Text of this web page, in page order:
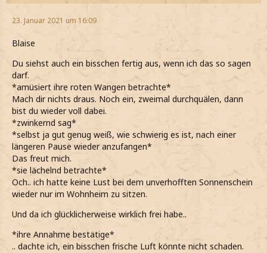
23. Januar 2021 um 16:09
Blaise
Du siehst auch ein bisschen fertig aus, wenn ich das so sagen
darf.
*amüsiert ihre roten Wangen betrachte*
Mach dir nichts draus. Noch ein, zweimal durchquälen, dann
bist du wieder voll dabei.
*zwinkernd sag*
*selbst ja gut genug weiß, wie schwierig es ist, nach einer
längeren Pause wieder anzufangen*
Das freut mich.
*sie lächelnd betrachte*
Och.. ich hatte keine Lust bei dem unverhofften Sonnenschein
wieder nur im Wohnheim zu sitzen.
Und da ich glücklicherweise wirklich frei habe..
*ihre Annahme bestätige*
.. dachte ich, ein bisschen frische Luft könnte nicht schaden.